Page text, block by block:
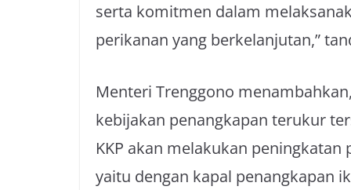
serta komitmen dalam
perikanan yang berkelanjutan,”
Menteri Trenggono
kebijakan penangkapan terukur
KKP akan melakukan
yaitu dengan kapal penangkapan